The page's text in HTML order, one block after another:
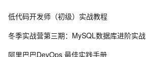
8 俗人解读 三维渲染 的工作过程
低代码开发师（初级）实战教程
冬季实战营第三期：MySQL数据库进阶实战
阿里巴巴DevOps 最佳实践手册